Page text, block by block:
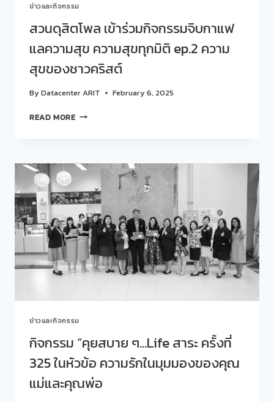
จิบ
กาแฟ
แล
สุขภาพ
หัวข้อ
“เรา
ไม่
ด้วย
โดย
นพ.วินัย
โบ
เวจา
ข่าวและกิจกรรม
สวนดุสิตโพล เข้าร่วมกิจกรรมจิบกาแฟ
แลความสุข ความสุขทุกมิติ ep.2 ความ
สุขของชาวคริสต์
ByDatacenter ARIT February 6, 2025
READ MOREสวน
เข้า
กิจกรรม
จิบ
กาแฟ
แล
ความ
สุข
ความ
สุข
ความ
ของ
ชาว
คริสต์
ข่าวและกิจกรรม
กิจกรรม “คุยสบาย ๆ…Life สาระ ครั้งที่
325 ในหัวข้อ ความรักในมุมมองของคุณ
แม่และคุณพ่อ